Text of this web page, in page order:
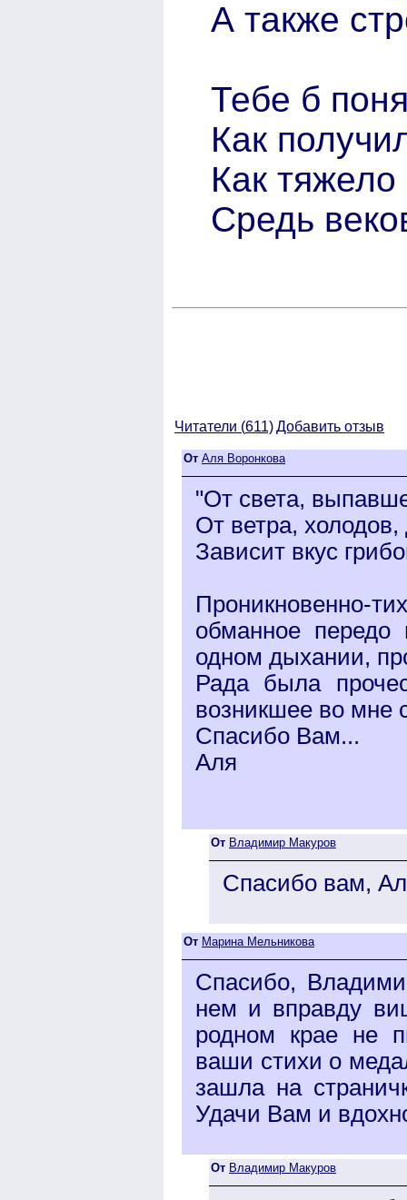
А также
Тебе б
Как
Как
Средь
Читатели (611)Добавить отзыв
От Аля Воронкова
"От света,
От ветра,
Зависит вкус
обманное
одном дыхании,
Рада была
возникшее во мне
Спасибо Вам...
Аля
От Владимир Макуров
Спасибо вам,
От Марина Мельникова
Спасибо,
нем и вправду
родном крае не
ваши стихи о
зашла на
Удачи Вам и
От Владимир Макуров